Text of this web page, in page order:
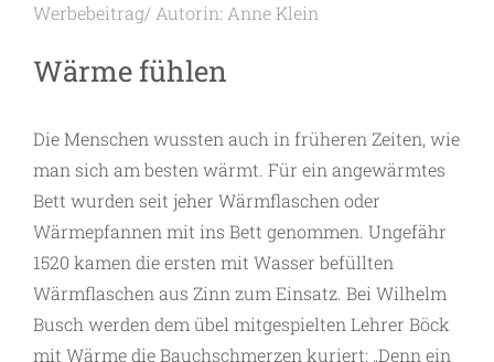
Werbebeitrag/ Autorin: Anne Klein
Wärme fühlen
Die Menschen wussten auch in früheren Zeiten, wie
man sich am besten wärmt. Für ein angewärmtes
Bett wurden seit jeher Wärmflaschen oder
Wärmepfannen mit ins Bett genommen. Ungefähr
1520 kamen die ersten mit Wasser befüllten
Wärmflaschen aus Zinn zum Einsatz. Bei Wilhelm
Busch werden dem übel mitgespielten Lehrer Böck
mit Wärme die Bauchschmerzen kuriert: „Denn ein